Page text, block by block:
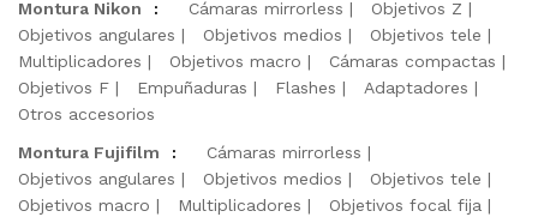
Montura Nikon
: Cámaras mirrorless
Objetivos Z
Objetivos angulares
Objetivos medios
Objetivos tele
Multiplicadores
Objetivos macro
Cámaras compactas
Objetivos F
Empuñaduras Flashes
Adaptadores
Otros accesorios
Montura Fujifilm
:
Cámaras mirrorless
Objetivos angulares
Objetivos medios
Objetivos tele
Objetivos macro
Multiplicadores
Objetivos focal fija